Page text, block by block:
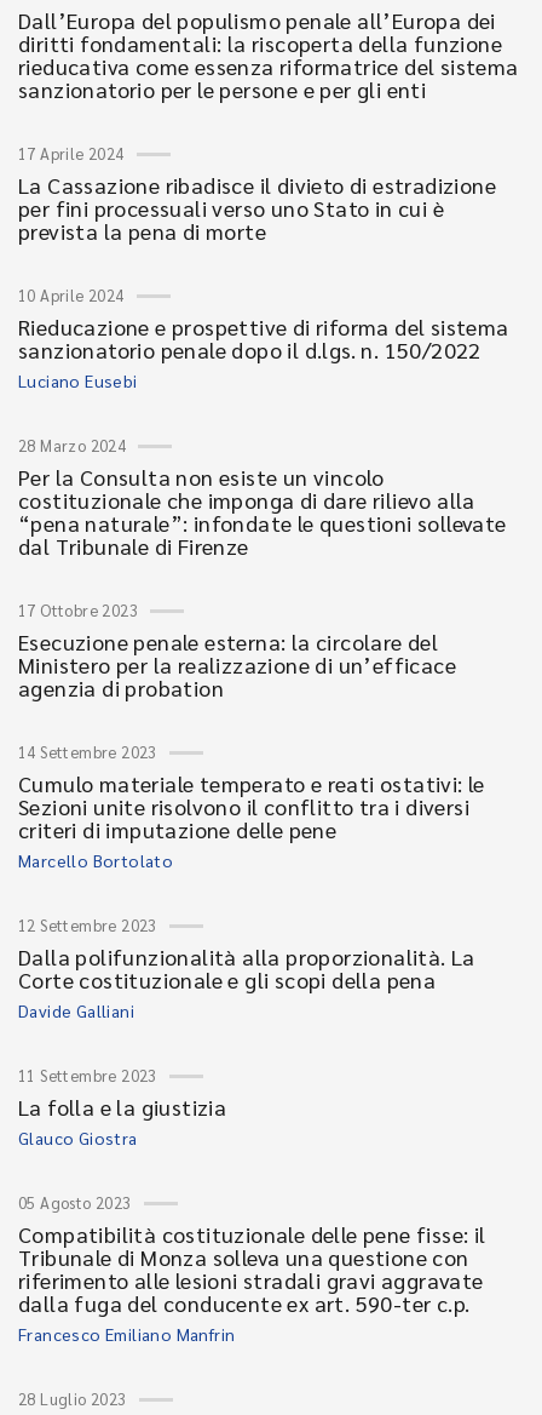
Dall’Europa del populismo penale all’Europa dei
diritti fondamentali: la riscoperta della funzione
rieducativa come essenza riformatrice del sistema
sanzionatorio per le persone e per gli enti
17 Aprile 2024
La Cassazione ribadisce il divieto di estradizione
per fini processuali verso uno Stato in cui è
prevista la pena di morte
10 Aprile 2024
Rieducazione e prospettive di riforma del sistema
sanzionatorio penale dopo il d.lgs. n. 150/2022
Luciano Eusebi
28 Marzo 2024
Per la Consulta non esiste un vincolo
costituzionale che imponga di dare rilievo alla
“pena naturale”: infondate le questioni sollevate
dal Tribunale di Firenze
17 Ottobre 2023
Esecuzione penale esterna: la circolare del
Ministero per la realizzazione di un’efficace
agenzia di probation
14 Settembre 2023
Cumulo materiale temperato e reati ostativi: le
Sezioni unite risolvono il conflitto tra i diversi
criteri di imputazione delle pene
Marcello Bortolato
12 Settembre 2023
Dalla polifunzionalità alla proporzionalità. La
Corte costituzionale e gli scopi della pena
Davide Galliani
11 Settembre 2023
La folla e la giustizia
Glauco Giostra
05 Agosto 2023
Compatibilità costituzionale delle pene fisse: il
Tribunale di Monza solleva una questione con
riferimento alle lesioni stradali gravi aggravate
dalla fuga del conducente ex art. 590-ter c.p.
Francesco Emiliano Manfrin
28 Luglio 2023